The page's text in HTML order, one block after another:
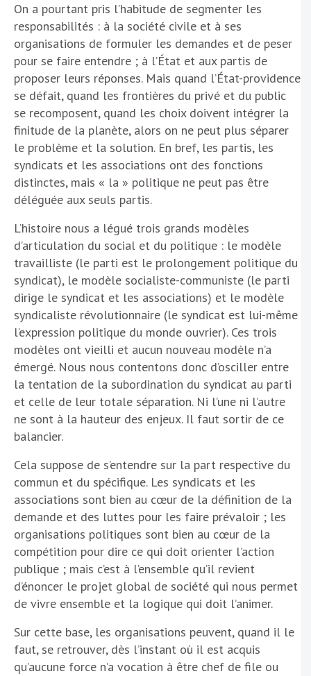
On a pourtant pris l’habitude de segmenter les
responsabilités : à la société civile et à ses
organisations de formuler les demandes et de peser
pour se faire entendre ; à l’État et aux partis de
proposer leurs réponses. Mais quand l’État-providence
se défait, quand les frontières du privé et du public
se recomposent, quand les choix doivent intégrer la
finitude de la planète, alors on ne peut plus séparer
le problème et la solution. En bref, les partis, les
syndicats et les associations ont des fonctions
distinctes, mais « la » politique ne peut pas être
déléguée aux seuls partis.
L’histoire nous a légué trois grands modèles
d’articulation du social et du politique : le modèle
travailliste (le parti est le prolongement politique du
syndicat), le modèle socialiste-communiste (le parti
dirige le syndicat et les associations) et le modèle
syndicaliste révolutionnaire (le syndicat est lui-même
l’expression politique du monde ouvrier). Ces trois
modèles ont vieilli et aucun nouveau modèle n’a
émergé. Nous nous contentons donc d’osciller entre
la tentation de la subordination du syndicat au parti
et celle de leur totale séparation. Ni l’une ni l’autre
ne sont à la hauteur des enjeux. Il faut sortir de ce
balancier.
Cela suppose de s’entendre sur la part respective du
commun et du spécifique. Les syndicats et les
associations sont bien au cœur de la définition de la
demande et des luttes pour les faire prévaloir ; les
organisations politiques sont bien au cœur de la
compétition pour dire ce qui doit orienter l’action
publique ; mais c’est à l’ensemble qu’il revient
d’énoncer le projet global de société qui nous permet
de vivre ensemble et la logique qui doit l’animer.
Sur cette base, les organisations peuvent, quand il le
faut, se retrouver, dès l’instant où il est acquis
qu’aucune force n’a vocation à être chef de file ou